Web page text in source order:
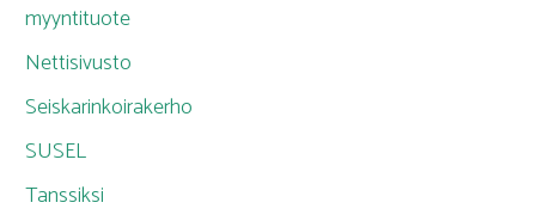
myyntituote
Nettisivusto
Seiskarinkoirakerho
SUSEL
Tanssiksi